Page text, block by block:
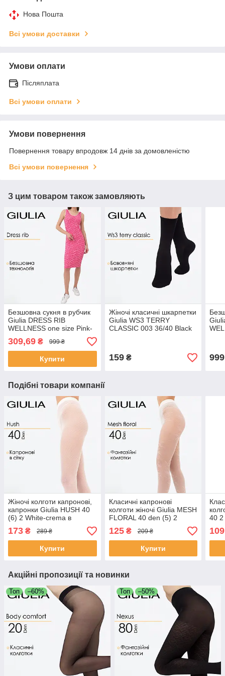
Нова Пошта
Всі умови доставки
Умови оплати
Післяплата
Всі умови оплати
Умови повернення
Повернення товару впродовж 14 днів за домовленістю
Всі умови повернення
З цим товаром також замовляють
Безшовна сукня в рубчик
Giulia DRESS RIB
WELLNESS one size Pink-
bubblegum, Безшовна
сукня
309,69 ₴ 999 ₴
Купити
Жіночі класичні шкарпетки
Giulia WS3 TERRY
CLASSIC 003 36/40 Black
159₴ 999
Подібні товари компанії
Жіночі колготи капронові,
капронки Giulia HUSH 40
(6) 2 White-crema в
сіточку, еластичні Джулія
173 ₴ 289 ₴
Купити
Класичні капронові
колготи жіночі Giulia MESH
FLORAL 40 den (5) 2
капронки з квітковим
візерунком
125₴ 209 ₴
Купити
40 2
109
Акційні пропозиції та новинки
Топ –60% Топ –50%